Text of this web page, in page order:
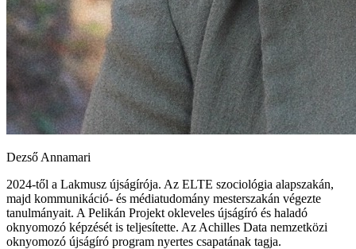
Dezső Annamari
2024-től a Lakmusz újságírója. Az ELTE szociológia alapszakán,
majd kommunikáció- és médiatudomány mesterszakán végezte
tanulmányait. A Pelikán Projekt okleveles újságíró és haladó
oknyomozó képzését is teljesítette. Az Achilles Data nemzetközi
oknyomozó újságíró program nyertes csapatának tagja.